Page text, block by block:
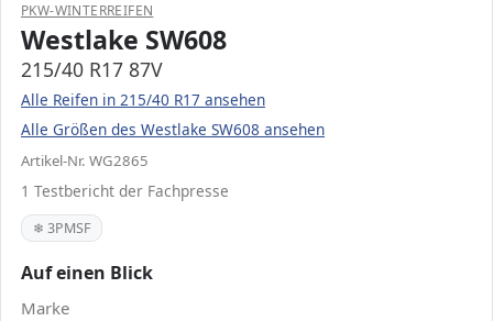
PKW-WINTERREIFEN
Westlake SW608
215/40 R17 87V
Alle Reifen in 215/40 R17 ansehen
Alle Größen des Westlake SW608 ansehen
Artikel-Nr. WG2865
1 Testbericht der Fachpresse
❄ 3PMSF
Auf einen Blick
Marke